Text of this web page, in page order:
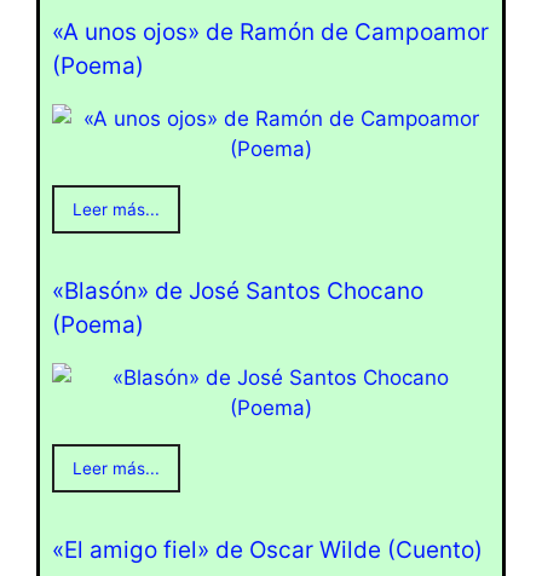
«A unos ojos» de Ramón de Campoamor
(Poema)
Leer más...
«Blasón» de José Santos Chocano
(Poema)
Leer más...
«El amigo fiel» de Oscar Wilde (Cuento)